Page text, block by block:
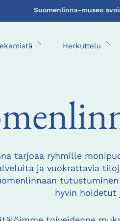
Suomenlinna-museo
Avaa alavalikko
Herkuttelu
tarjoaa ryhmille
ja vuokrattavia
hyvin hoidetut